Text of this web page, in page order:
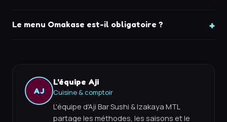
Le menu Omakase est-il obligatoire ?
AJ
L'équipe Aji
Cuisine & comptoir
L'équipe d'Aji Bar Sushi & Izakaya MTL
partage les méthodes, les saisons et le